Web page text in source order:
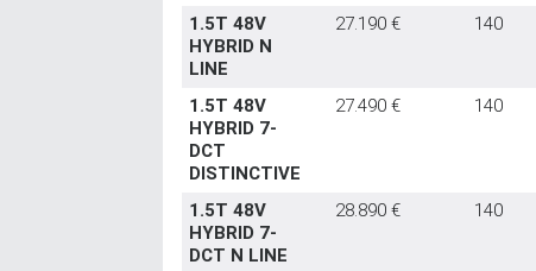
1.5T 48V
HYBRID N
LINE
27.190 € 140
1.5T 48V
HYBRID 7-
DCT
DISTINCTIVE
27.490 € 140
1.5T 48V
HYBRID 7-
DCT N LINE
28.890 € 140